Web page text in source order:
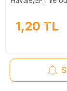
1,20 TL